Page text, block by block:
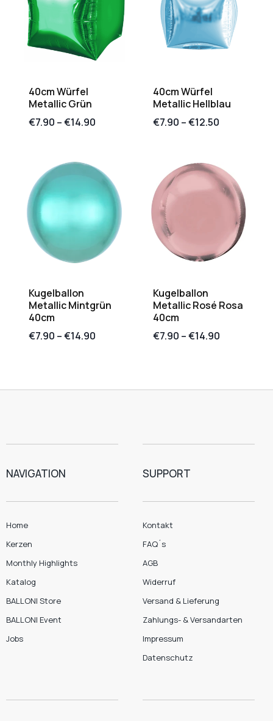
40cm Würfel
Metallic Grün
€7.90 –€14.90
40cm Würfel
Metallic Hellblau
€7.90 –€12.50
Kugelballon
Metallic Mintgrün
40cm
€7.90 –€14.90
Kugelballon
Metallic Rosé Rosa
40cm
€7.90 –€14.90
NAVIGATION
Home
Kerzen
Monthly Highlights
Katalog
BALLONI Store
BALLONI Event
Jobs
SUPPORT
Kontakt
FAQ´s
AGB
Widerruf
Versand & Lieferung
Zahlungs- & Versandarten
Impressum
Datenschutz